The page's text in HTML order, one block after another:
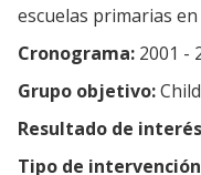
escuelas primarias
Cronograma: 2001 -
Grupo objetivo:
Resultado de
Tipo de